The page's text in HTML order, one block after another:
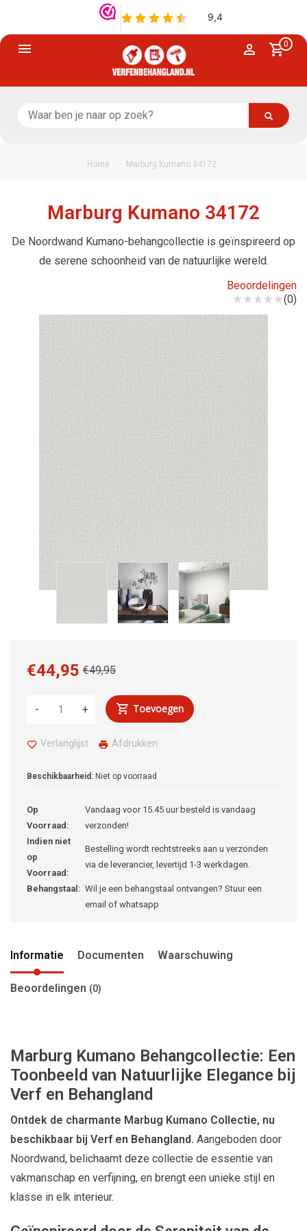
0
Home Marburg Kumano 34172
Marburg Kumano 34172
De Noordwand Kumano-behangcollectie is geïnspireerd op
de serene schoonheid van de natuurlijke wereld.
Beoordelingen
(0)
€49,95
€44,95
+
- Toevoegen
Verlanglijst Afdrukken
Beschikbaarheid: Niet op voorraad
Op
Voorraad:
Vandaag voor 15.45 uur besteld is vandaag
verzonden!
Indien niet
op
Voorraad:
Bestelling wordt rechtstreeks aan u verzonden
via de leverancier, levertijd 1-3 werkdagen.
Behangstaal: Wil je een behangstaal ontvangen? Stuur een
email of whatsapp
Informatie Documenten Waarschuwing
Beoordelingen (0)
Marburg Kumano Behangcollectie: Een
Toonbeeld van Natuurlijke Elegance bij
Verf en Behangland
Ontdek de charmante Marbug Kumano Collectie, nu
beschikbaar bij Verf en Behangland. Aangeboden door
Noordwand, belichaamt deze collectie de essentie van
vakmanschap en verfijning, en brengt een unieke stijl en
klasse in elk interieur.